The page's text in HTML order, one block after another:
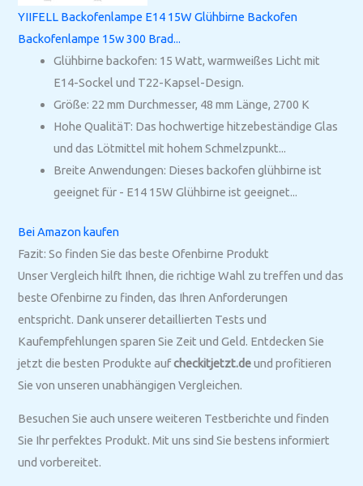
YIIFELL Backofenlampe E14 15W Glühbirne Backofen
Backofenlampe 15w 300 Brad...
Glühbirne backofen: 15 Watt, warmweißes Licht mit
E14-Sockel und T22-Kapsel-Design.
Größe: 22 mm Durchmesser, 48 mm Länge, 2700 K
Hohe QualitäT: Das hochwertige hitzebeständige Glas
und das Lötmittel mit hohem Schmelzpunkt...
Breite Anwendungen: Dieses backofen glühbirne ist
geeignet für - E14 15W Glühbirne ist geeignet...
Bei Amazon kaufen
Fazit: So finden Sie das beste Ofenbirne Produkt
Unser Vergleich hilft Ihnen, die richtige Wahl zu treffen und das
beste Ofenbirne zu finden, das Ihren Anforderungen
entspricht. Dank unserer detaillierten Tests und
Kaufempfehlungen sparen Sie Zeit und Geld. Entdecken Sie
jetzt die besten Produkte aufcheckitjetzt.deund profitieren
Sie von unseren unabhängigen Vergleichen.
Besuchen Sie auch unsere weiteren Testberichte und finden
Sie Ihr perfektes Produkt. Mit uns sind Sie bestens informiert
und vorbereitet.